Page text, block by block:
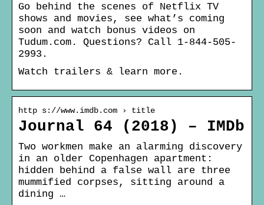
Go behind the scenes of Netflix TV
shows and movies, see what’s coming
soon and watch bonus videos on
Tudum.com. Questions? Call 1-844-505-
2993.
Watch trailers & learn more.
http s://www.imdb.com › title
Journal 64 (2018) – IMDb
Two workmen make an alarming discovery
in an older Copenhagen apartment:
hidden behind a false wall are three
mummified corpses, sitting around a
dining …